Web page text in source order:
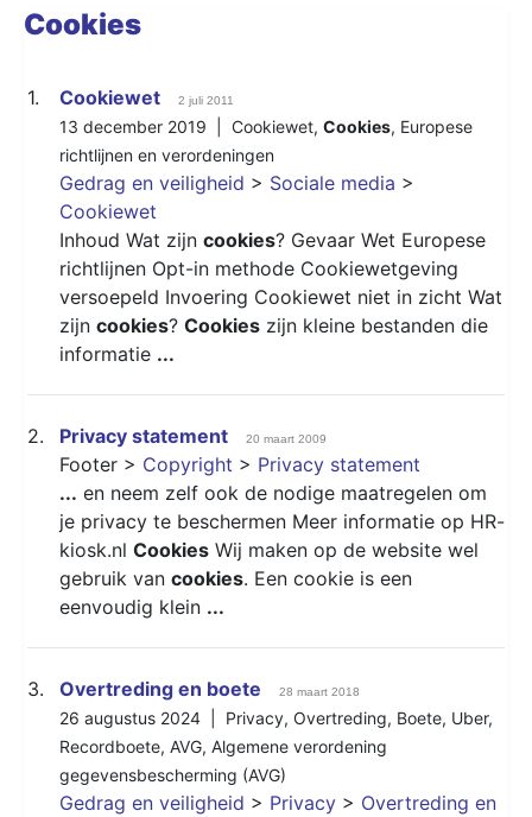
Cookies
1. Cookiewet 2 juli 2011
13 december 2019 | Cookiewet, Cookies, Europese
richtlijnen en verordeningen
Gedrag en veiligheid > Sociale media >
Cookiewet
Inhoud Wat zijn cookies? Gevaar Wet Europese
richtlijnen Opt-in methode Cookiewetgeving
versoepeld Invoering Cookiewet niet in zicht Wat
zijn cookies? Cookies zijn kleine bestanden die
informatie ...
2. Privacy statement 20 maart 2009
Footer > Copyright > Privacy statement
... en neem zelf ook de nodige maatregelen om
je privacy te beschermen Meer informatie op HR-
kiosk.nl Cookies Wij maken op de website wel
gebruik van cookies. Een cookie is een
eenvoudig klein ...
3. Overtreding en boete 28 maart 2018
26 augustus 2024 | Privacy, Overtreding, Boete, Uber,
Recordboete, AVG, Algemene verordening
gegevensbescherming (AVG)
Gedrag en veiligheid > Privacy > Overtreding en